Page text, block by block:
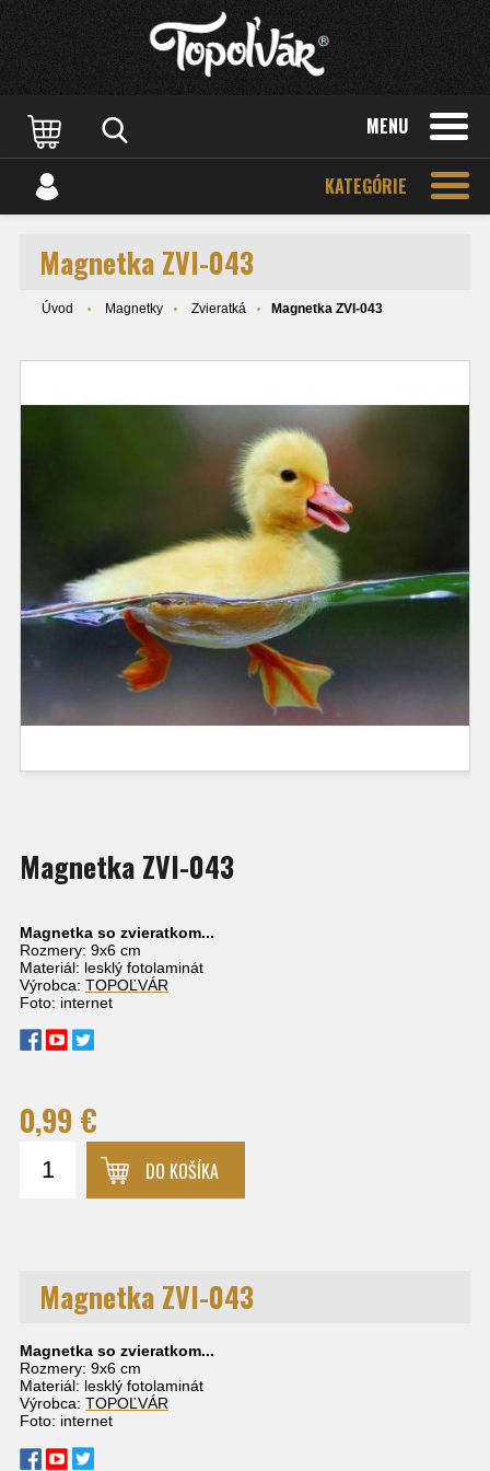
MENU
KATEGÓRIE
Magnetka ZVI-043
Úvod Magnetky Zvieratká Magnetka ZVI-043
Magnetka ZVI-043
Magnetka so zvieratkom...
Rozmery: 9x6 cm
Materiál: lesklý fotolaminát
Výrobca: TOPOĽVÁR
Foto: internet
0,99 €
DO KOŠÍKA
Magnetka ZVI-043
Magnetka so zvieratkom...
Rozmery: 9x6 cm
Materiál: lesklý fotolaminát
Výrobca: TOPOĽVÁR
Foto: internet